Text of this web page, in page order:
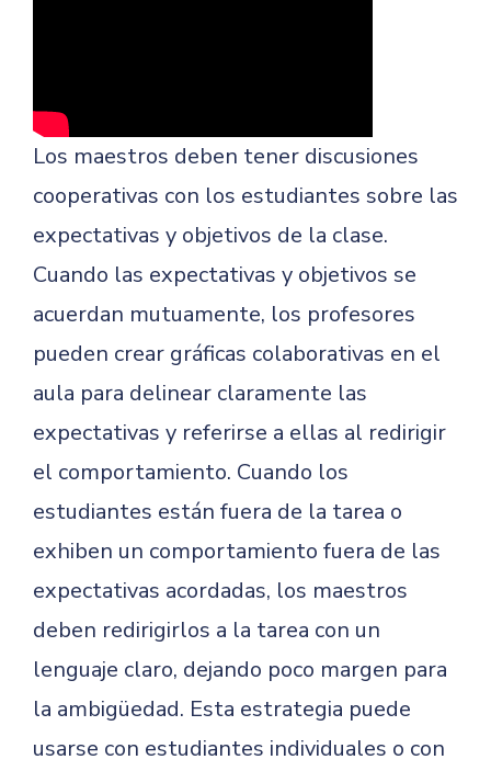
Los maestros deben tener discusiones
cooperativas con los estudiantes sobre las
expectativas y objetivos de la clase.
Cuando las expectativas y objetivos se
acuerdan mutuamente, los profesores
pueden crear gráficas colaborativas en el
aula para delinear claramente las
expectativas y referirse a ellas al redirigir
el comportamiento. Cuando los
estudiantes están fuera de la tarea o
exhiben un comportamiento fuera de las
expectativas acordadas, los maestros
deben redirigirlos a la tarea con un
lenguaje claro, dejando poco margen para
la ambigüedad. Esta estrategia puede
usarse con estudiantes individuales o con